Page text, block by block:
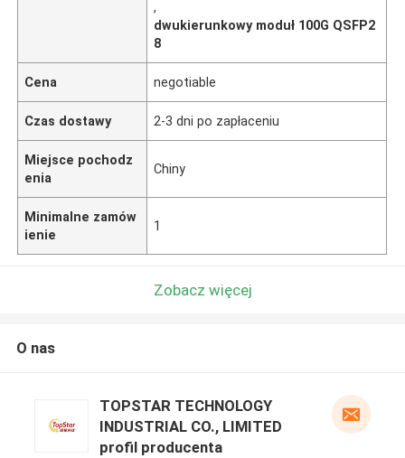
,
dwukierunkowy moduł 100G QSFP2
8
Cena negotiable
Czas dostawy 2-3 dni po zapłaceniu
Miejsce pochodz
enia
Chiny
Minimalne zamów
ienie
1
Zobacz więcej
O nas
TOPSTAR TECHNOLOGY
INDUSTRIAL CO., LIMITED
profil producenta